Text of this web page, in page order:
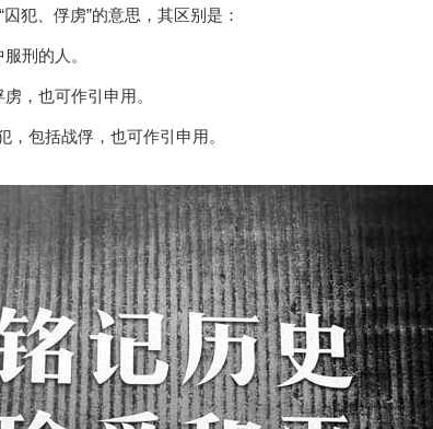
犯、俘虏”的意思，其区别是：
刑的人。
，也可作引申用。
，包括战俘，也可作引申用。